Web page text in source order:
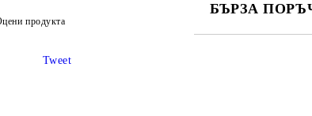
БЪРЗА
продукта
Tweet